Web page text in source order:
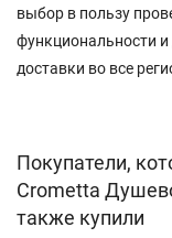
выбор в пользу
функциональности и
доставки во все
Покупатели,
Crometta
также купили